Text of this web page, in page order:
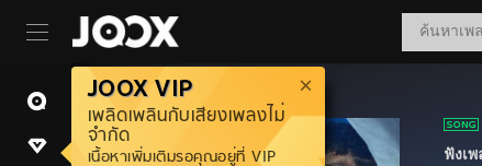
JOOX VIP
เพลิดเพลินกับเสียงเพลงไม่
จำกัด
เนื้อหาเพิ่มเติมรอคุณอยู่ที่ VIP ฟังเพ